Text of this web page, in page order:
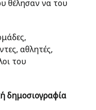
θέλησαν να του
αθλητές,
του
δημοσιογραφία